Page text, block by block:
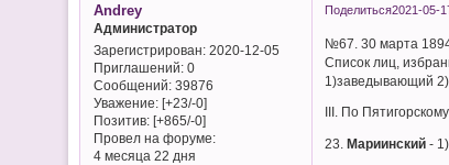
Поделиться2021-05-
Andrey
Администратор
Зарегистрирован: 2020-12-05
Приглашений:0
Сообщений:39876
Уважение: [+23/-0]
Позитив: [+865/-0]
Провел на форуме:
4 месяца 22 дня
№67. 30 марта 1894
Список лиц,
1)заведывающий
III. По
23.Мариинский -